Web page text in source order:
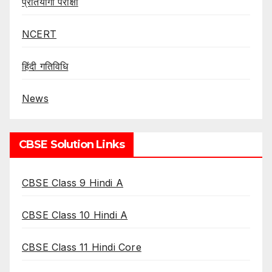
NCERT
हिंदी गतिविधि
News
CBSE Solution Links
CBSE Class 9 Hindi A
CBSE Class 10 Hindi A
CBSE Class 11 Hindi Core